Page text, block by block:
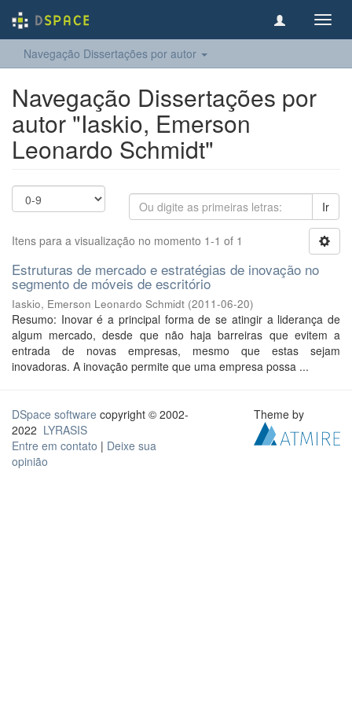
Navegação Dissertações por autor
Navegação Dissertações por
autor "Iaskio, Emerson
Leonardo Schmidt"
Ir
Itens para a visualização no momento 1-1 of 1
Estruturas de mercado e estratégias de inovação no
segmento de móveis de escritório
Iaskio, Emerson Leonardo Schmidt (2011-06-20)
Resumo: Inovar é a principal forma de se atingir a liderança de
algum mercado, desde que não haja barreiras que evitem a
entrada de novas empresas, mesmo que estas sejam
inovadoras. A inovação permite que uma empresa possa ...
DSpace software copyright © 2002-
2022 LYRASIS
Entre em contato | Deixe sua
opinião
Theme by